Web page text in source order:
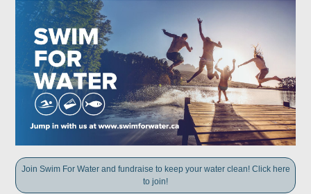
Join Swim For Water and fundraise to keep your water clean! Click here
to join!